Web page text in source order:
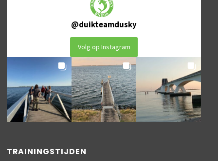
@duikteamdusky
Volg op Instagram
TRAININGSTIJDEN